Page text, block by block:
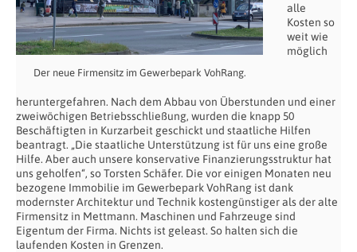
Der neue Firmensitz im Gewerbepark VohRang.
alle
Kosten so
weit wie
möglich
heruntergefahren. Nach dem Abbau von Überstunden und einer
zweiwöchigen Betriebsschließung, wurden die knapp 50
Beschäftigten in Kurzarbeit geschickt und staatliche Hilfen
beantragt. „Die staatliche Unterstützung ist für uns eine große
Hilfe. Aber auch unsere konservative Finanzierungsstruktur hat
uns geholfen“, so Torsten Schäfer. Die vor einigen Monaten neu
bezogene Immobilie im Gewerbepark VohRang ist dank
modernster Architektur und Technik kostengünstiger als der alte
Firmensitz in Mettmann. Maschinen und Fahrzeuge sind
Eigentum der Firma. Nichts ist geleast. So halten sich die
laufenden Kosten in Grenzen.